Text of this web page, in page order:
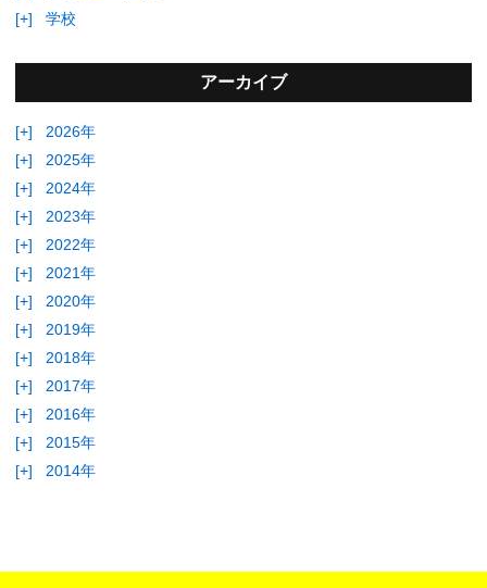
[+]
学校
アーカイブ
[+]
2026年
[+]
2025年
[+]
2024年
[+]
2023年
[+]
2022年
[+]
2021年
[+]
2020年
[+]
2019年
[+]
2018年
[+]
2017年
[+]
2016年
[+]
2015年
[+]
2014年